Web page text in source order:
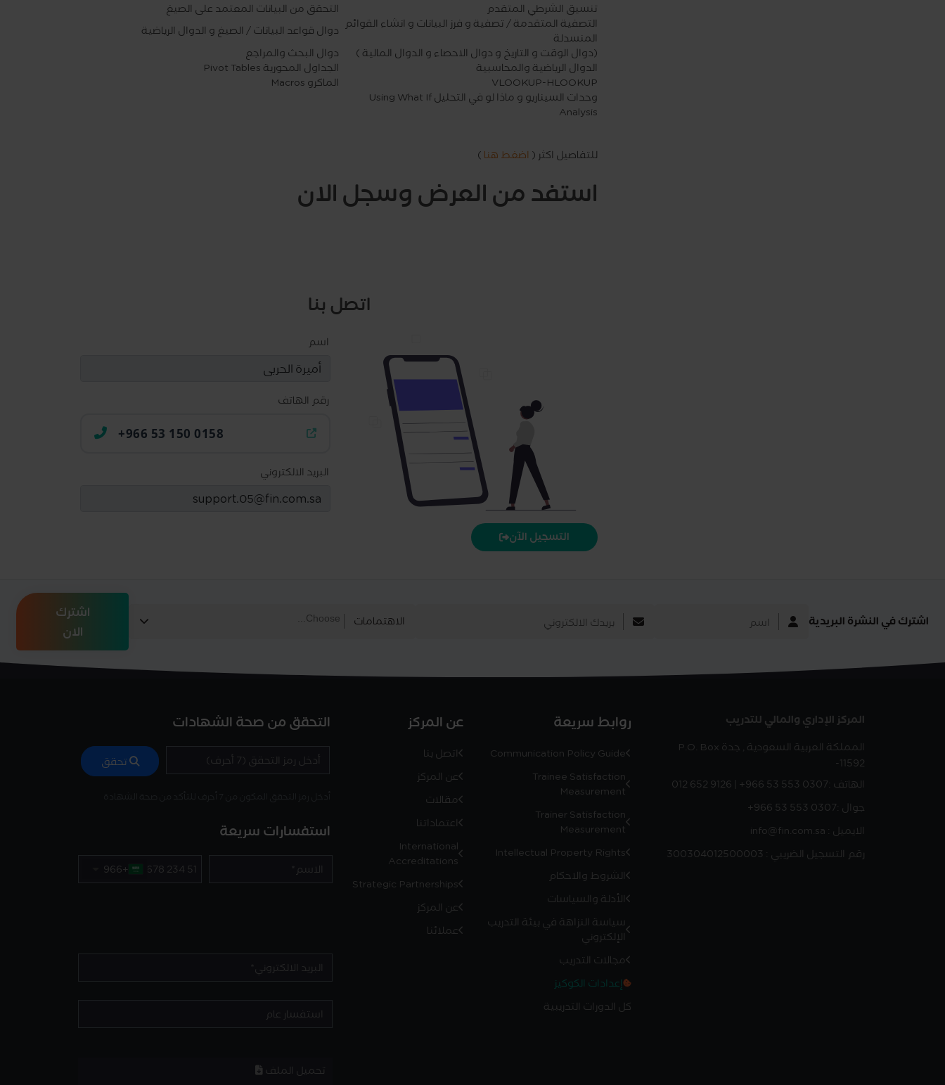
تنسيق الشرطي المتقدم
التحقق من البيانات المعتمد على الصيغ
التصفية المتقدمة / تصفية و فرز البيانات و انشاء القوائم
المنسدلة
دوال قواعد البيانات / الصيغ و الدوال الرياضية
(دوال الوقت و التاريخ و دوال الاحصاء و الدوال المالية )
دوال البحث والمراجع
الدوال الرياضية والمحاسبية
الجداول المحورية Pivot Tables
VLOOKUP-HLOOKUP
الماكرو Macros
وحدات السيناريو و ماذا لو في التحليل Using What If
Analysis
للتفاصيل اكثر ( اضغط هنا )
استفد من العرض وسجل الان
اتصل بنا
اسم
رقم الهاتف
+966 53 150 0158
البريد الالكتروني
التسجيل الآن
اشترك في النشرة البريدية الاهتمامات
اشترك
الان
المركز الإداري والمالي للتدريب
المملكة العربية السعودية , جدة P.O. Box
-11592
الهاتف :012 652 9126 | +966 53 553 0307
جوال :+966 53 553 0307
الايميل : info@fin.com.sa
رقم التسجيل الضريبي : 300304012500003
روابط سريعة
Communication Policy Guide
Trainee Satisfaction
Measurement
Trainer Satisfaction
Measurement
Intellectual Property Rights
الشروط والاحكام
الأدلة والسياسات
سياسة النزاهة في بيئة التدريب
الإلكتروني
مجالات التدريب
إعدادات الكوكيز
كل الدورات التدريبية
عن المركز
اتصل بنا
عن المركز
مقالات
اعتماداتنا
International
Accreditations
Strategic Partnerships
عن المركز
عملائنا
التحقق من صحة الشهادات
تحقق
استفسارات سريعة
+966
تحميل الملف